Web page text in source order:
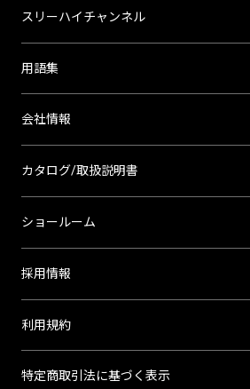
スリーハイチャンネル
用語集
会社情報
カタログ/取扱説明書
ショールーム
採用情報
利用規約
特定商取引法に基づく表示